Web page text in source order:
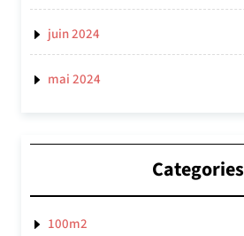
juin 2024
mai 2024
Categories
100m2